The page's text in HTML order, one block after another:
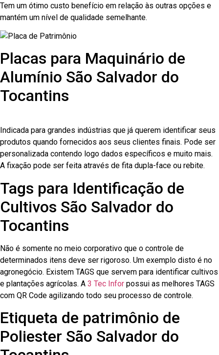
Tem um ótimo custo benefício em relação às outras opções e
mantém um nível de qualidade semelhante.
Placas para Maquinário de
Alumínio São Salvador do
Tocantins
Indicada para grandes indústrias que já querem identificar seus
produtos quando fornecidos aos seus clientes finais. Pode ser
personalizada contendo logo dados específicos e muito mais.
A fixação pode ser feita através de fita dupla-face ou rebite.
Tags para Identificação de
Cultivos São Salvador do
Tocantins
Não é somente no meio corporativo que o controle de
determinados itens deve ser rigoroso. Um exemplo disto é no
agronegócio. Existem TAGS que servem para identificar cultivos
e plantações agrícolas. A 3 Tec Infor possui as melhores TAGS
com QR Code agilizando todo seu processo de controle.
Etiqueta de patrimônio de
Poliester São Salvador do